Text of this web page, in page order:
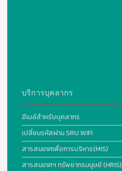
บริการบุคลากร
อีเมล์สำหรับบุคลากร
เปลี่ยนรหัสผ่าน SRU WIFI
สารสนเทศเพื่อการบริหาร(MIS)
สารสนเทศฯ ทรัพยากรมนุษย์ (HRIS)